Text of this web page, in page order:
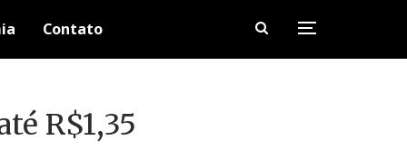
Contato
R$1,35